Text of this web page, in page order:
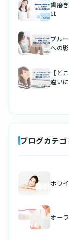
歯磨
は
プル
への
【ど
違い
ブログカテゴ
ホワ
オー